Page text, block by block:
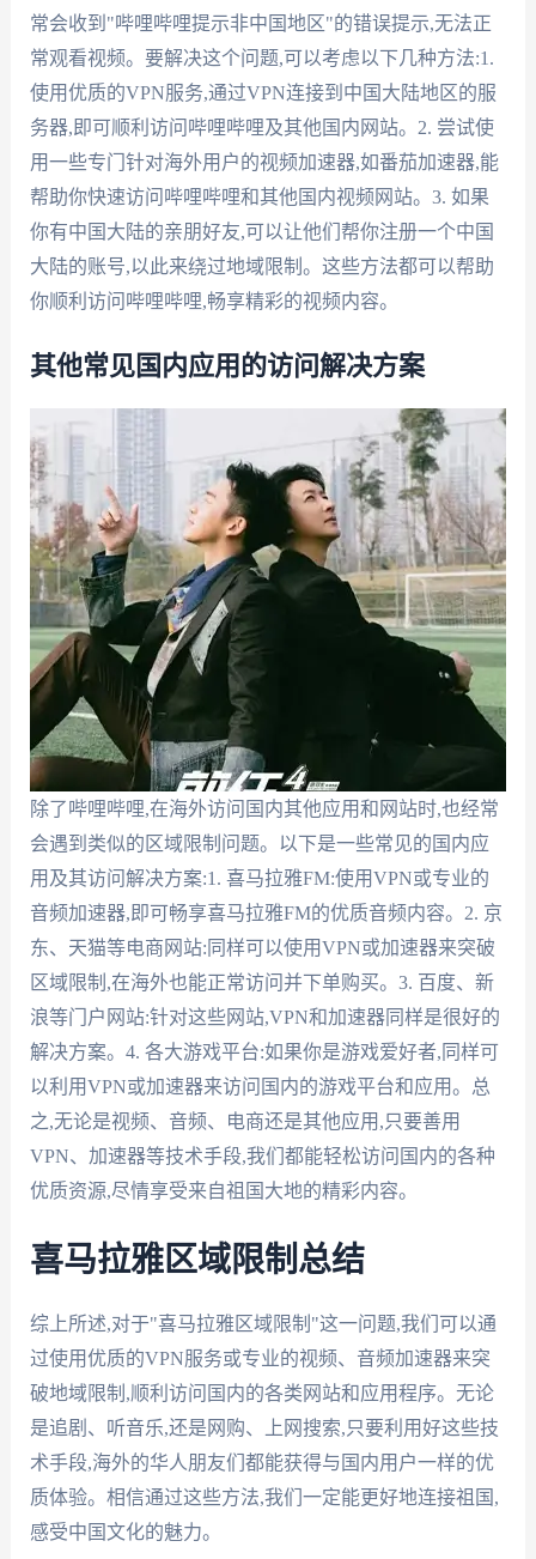
常会收到"哔哩哔哩提示非中国地区"的错误提示,无法正
常观看视频。要解决这个问题,可以考虑以下几种方法:1.
使用优质的VPN服务,通过VPN连接到中国大陆地区的服
务器,即可顺利访问哔哩哔哩及其他国内网站。2. 尝试使
用一些专门针对海外用户的视频加速器,如番茄加速器,能
帮助你快速访问哔哩哔哩和其他国内视频网站。3. 如果
你有中国大陆的亲朋好友,可以让他们帮你注册一个中国
大陆的账号,以此来绕过地域限制。这些方法都可以帮助
你顺利访问哔哩哔哩,畅享精彩的视频内容。
其他常见国内应用的访问解决方案
除了哔哩哔哩,在海外访问国内其他应用和网站时,也经常
会遇到类似的区域限制问题。以下是一些常见的国内应
用及其访问解决方案:1. 喜马拉雅FM:使用VPN或专业的
音频加速器,即可畅享喜马拉雅FM的优质音频内容。2. 京
东、天猫等电商网站:同样可以使用VPN或加速器来突破
区域限制,在海外也能正常访问并下单购买。3. 百度、新
浪等门户网站:针对这些网站,VPN和加速器同样是很好的
解决方案。4. 各大游戏平台:如果你是游戏爱好者,同样可
以利用VPN或加速器来访问国内的游戏平台和应用。总
之,无论是视频、音频、电商还是其他应用,只要善用
VPN、加速器等技术手段,我们都能轻松访问国内的各种
优质资源,尽情享受来自祖国大地的精彩内容。
喜马拉雅区域限制总结
综上所述,对于"喜马拉雅区域限制"这一问题,我们可以通
过使用优质的VPN服务或专业的视频、音频加速器来突
破地域限制,顺利访问国内的各类网站和应用程序。无论
是追剧、听音乐,还是网购、上网搜索,只要利用好这些技
术手段,海外的华人朋友们都能获得与国内用户一样的优
质体验。相信通过这些方法,我们一定能更好地连接祖国,
感受中国文化的魅力。